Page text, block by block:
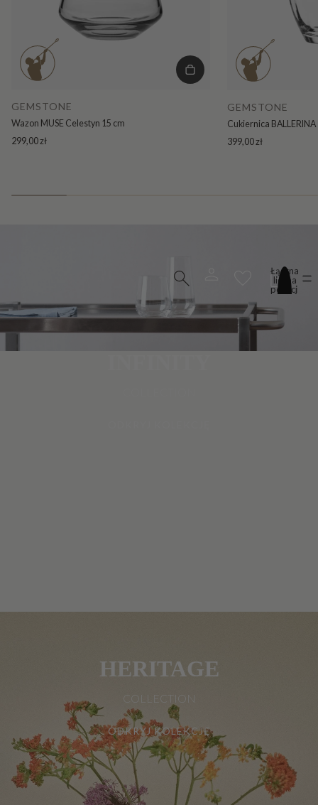
Łączna
liczba
pozycji
koszyku:
GEMSTONE
Wazon MUSE Celestyn 15 cm
299,00 zł
GEMSTONE
Cukiernica BALLERINA
399,00 zł
HERITAGE
COLLECTION
ODKRYJ KOLEKCJĘ